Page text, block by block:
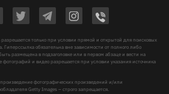
только при условии прямой и открытой для поисковых
Гиперссылка обязательна вне зависимости от полного либо
размещена в подзаголовке или в первом абзаце и вести на
и видео разрешается при условии указания источника
фотографических произведений и/или
Getty Images – строго запрещается.